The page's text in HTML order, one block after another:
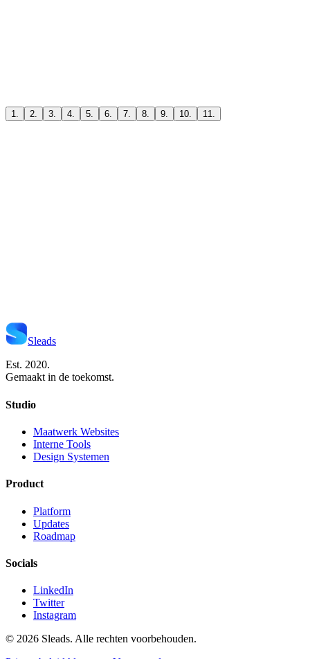
1. 2. 3. 4. 5. 6. 7. 8. 9. 10. 11.
Sleads
Est. 2020.
Gemaakt in de toekomst.
Studio
Maatwerk Websites
Interne Tools
Design Systemen
Product
Platform
Updates
Roadmap
Socials
LinkedIn
Twitter
Instagram
© 2026 Sleads. Alle rechten voorbehouden.